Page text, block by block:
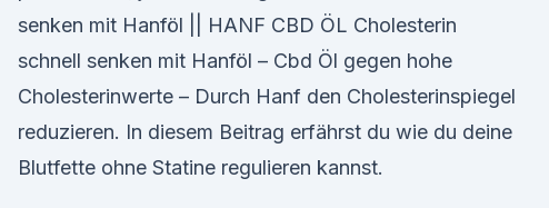
senken mit Hanföl || HANF CBD ÖL Cholesterin
schnell senken mit Hanföl – Cbd Öl gegen hohe
Cholesterinwerte – Durch Hanf den Cholesterinspiegel
reduzieren. In diesem Beitrag erfährst du wie du deine
Blutfette ohne Statine regulieren kannst.